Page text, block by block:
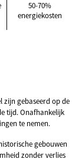
50-70%
energiekosten
gebaseerd op de
tijd. Onafhankelijk
te nemen.
gebouwen
zonder verlies